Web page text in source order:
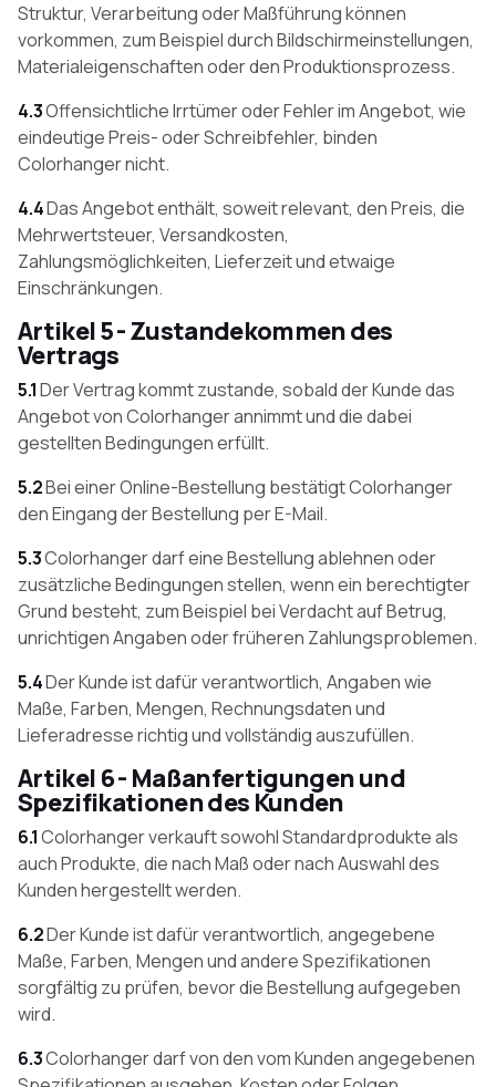
Struktur, Verarbeitung oder Maßführung können
vorkommen, zum Beispiel durch Bildschirmeinstellungen,
Materialeigenschaften oder den Produktionsprozess.
4.3Offensichtliche Irrtümer oder Fehler im Angebot, wie
eindeutige Preis- oder Schreibfehler, binden
Colorhanger nicht.
4.4Das Angebot enthält, soweit relevant, den Preis, die
Mehrwertsteuer, Versandkosten,
Zahlungsmöglichkeiten, Lieferzeit und etwaige
Einschränkungen.
Artikel 5 - Zustandekommen des
Vertrags
5.1Der Vertrag kommt zustande, sobald der Kunde das
Angebot von Colorhanger annimmt und die dabei
gestellten Bedingungen erfüllt.
5.2Bei einer Online-Bestellung bestätigt Colorhanger
den Eingang der Bestellung per E-Mail.
5.3Colorhanger darf eine Bestellung ablehnen oder
zusätzliche Bedingungen stellen, wenn ein berechtigter
Grund besteht, zum Beispiel bei Verdacht auf Betrug,
unrichtigen Angaben oder früheren Zahlungsproblemen.
5.4Der Kunde ist dafür verantwortlich, Angaben wie
Maße, Farben, Mengen, Rechnungsdaten und
Lieferadresse richtig und vollständig auszufüllen.
Artikel 6 - Maßanfertigungen und
Spezifikationen des Kunden
6.1Colorhanger verkauft sowohl Standardprodukte als
auch Produkte, die nach Maß oder nach Auswahl des
Kunden hergestellt werden.
6.2Der Kunde ist dafür verantwortlich, angegebene
Maße, Farben, Mengen und andere Spezifikationen
sorgfältig zu prüfen, bevor die Bestellung aufgegeben
wird.
6.3Colorhanger darf von den vom Kunden angegebenen